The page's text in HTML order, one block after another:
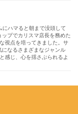
ハマると朝まで没頭して
ップでカリスマ店長を務めた
視点を培ってきました。サ
になるさまざまなジャンル
感じ、心を揺さぶられるよ